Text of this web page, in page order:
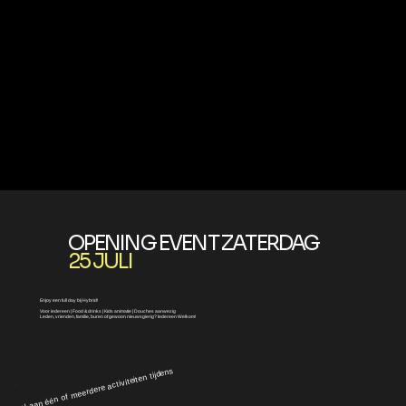
OPENING EVENT ZATERDAG
25 JULI
Enjoy een full day bij Hybrid!
Voor iedereen | Food & drinks | Kids animatie | Douches aanwezig
Leden, vrienden, familie, buren of gewoon nieuwsgierig? ledereen Welkom!
aan één of meerdere activiteiten tijdens